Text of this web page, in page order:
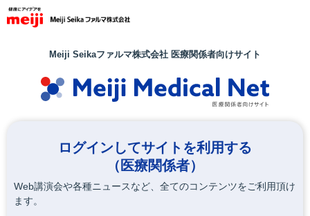
メ
イ
Meiji Seikaファルマ株式会社 医療関係者向けサイト
ログインしてサイトを利用する
（医療関係者）
Web講演会や各種ニュースなど、全てのコンテンツをご利用頂け
ます。